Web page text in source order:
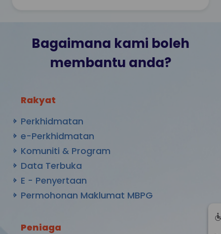
Bagaimana kami boleh
membantu anda?
Rakyat
Perkhidmatan
e-Perkhidmatan
Komuniti & Program
Data Terbuka
E - Penyertaan
Permohonan Maklumat MBPG
Peniaga